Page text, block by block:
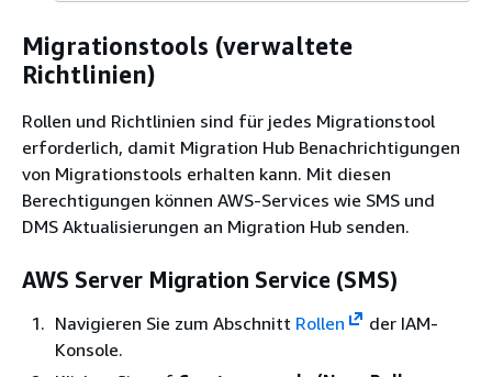
Migrationstools (verwaltete
Richtlinien)
Rollen und Richtlinien sind für jedes Migrationstool
erforderlich, damit Migration Hub Benachrichtigungen
von Migrationstools erhalten kann. Mit diesen
Berechtigungen können AWS-Services wie SMS und
DMS Aktualisierungen an Migration Hub senden.
AWS Server Migration Service (SMS)
Navigieren Sie zum Abschnitt Rollen
der IAM-
Konsole.